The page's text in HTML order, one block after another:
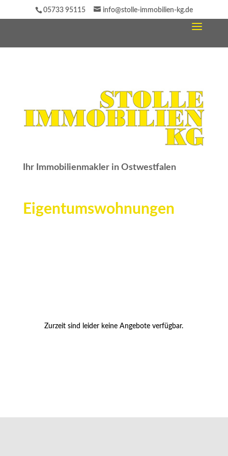
05733 95115 info@stolle-immobilien-kg.de
Ihr Immobilienmakler in Ostwestfalen
Eigentumswohnungen
Zurzeit sind leider keine Angebote verfügbar.